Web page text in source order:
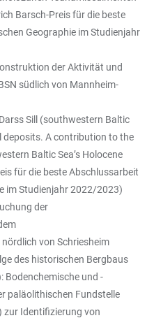
Barsch-Preis für die beste
Geographie im Studienjahr
der Aktivität und
südlich von Mannheim-
Sill (southwestern Baltic
deposits. A contribution to the
Baltic Sea’s Holocene
für die beste Abschlussarbeit
im Studienjahr 2022/2023)
der
von Schriesheim
des historischen Bergbaus
Bodenchemische und -
paläolithischen Fundstelle
zur Identifizierung von